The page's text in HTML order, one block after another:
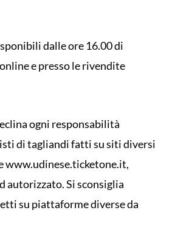
dalle ore 16.00 di
e presso le rivendite
ogni responsabilità
di tagliandi fatti su siti diversi
www.udinese.ticketone.it,
autorizzato. Si sconsiglia
su piattaforme diverse da